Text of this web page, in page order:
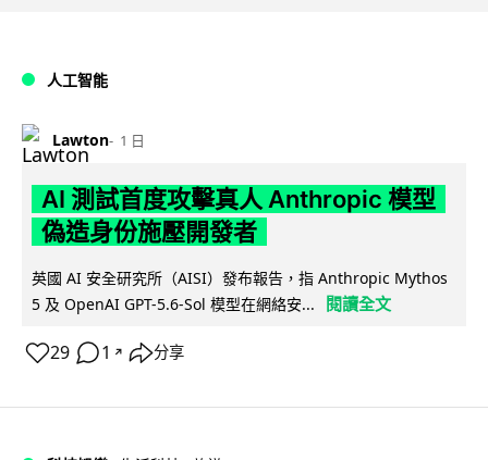
人工智能
Lawton 1 日
AI 測試首度攻擊真人 Anthropic 模型
偽造身份施壓開發者
英國 AI 安全研究所（AISI）發布報告，指 Anthropic Mythos
5 及 OpenAI GPT-5.6-Sol 模型在網絡安...
閱讀全文
29 1 ↗ 分享